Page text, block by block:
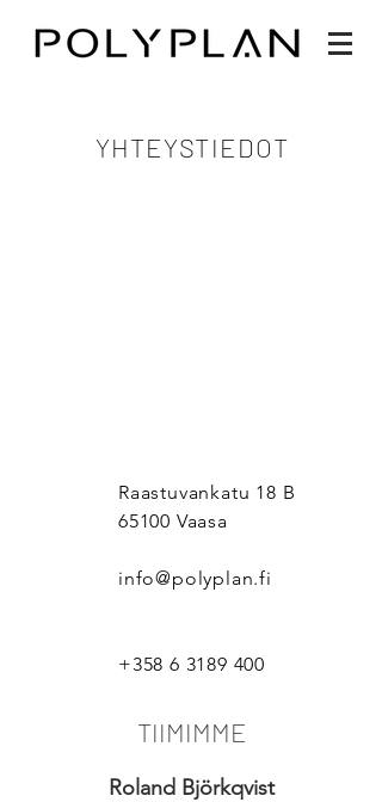
YHTEYSTIEDOT
Raastuvankatu 18 B
65100 Vaasa
info@polyplan.fi
+358 6 3189 400
TIIMIMME
Roland Björkqvist